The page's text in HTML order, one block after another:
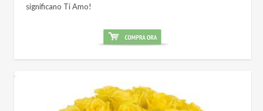
significano Ti Amo!